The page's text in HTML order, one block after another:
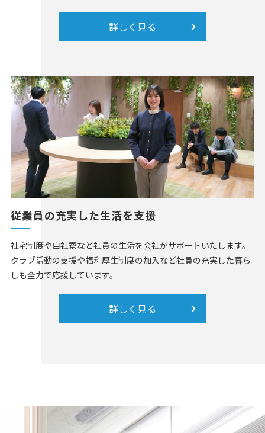
詳しく見る
従業員の充実した生活を支援
社宅制度や自社寮など社員の生活を会社がサポートいたします。
クラブ活動の支援や福利厚生制度の加入など社員の充実した暮ら
しも全力で応援しています。
詳しく見る